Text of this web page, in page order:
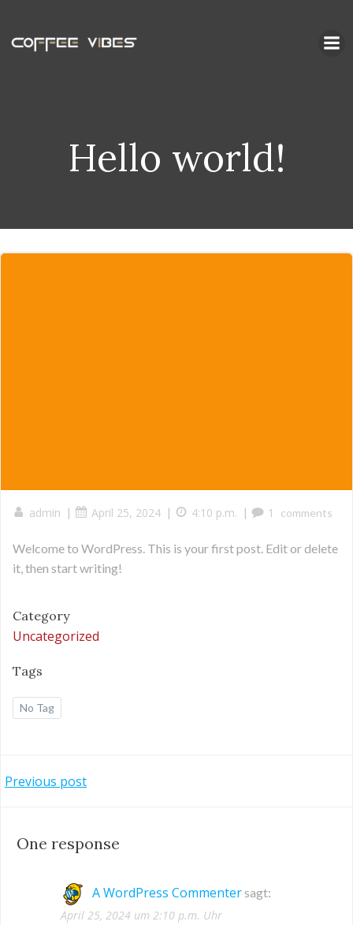
Hello world!
admin | April 25, 2024 | 4:10 p.m. | 1 comments
Welcome to WordPress. This is your first post. Edit or delete
it, then start writing!
Category
Uncategorized
Tags
No Tag
Beitragsnavigation
Previous post
One response
A WordPress Commentersagt:
April 25, 2024 um 2:10 p.m. Uhr